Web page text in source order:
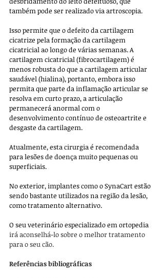
também pode ser realizado via artroscopia.
Isso permite que o defeito da cartilagem
cicatrize pela formação da cartilagem
cicatricial ao longo de várias semanas. A
cartilagem cicatricial (fibrocartilagem) é
menos robusta do que a cartilagem articular
saudável (hialina), portanto, embora isso
permita que parte da inflamação articular se
resolva em curto prazo, a articulação
permanecerá anormal com o
desenvolvimento contínuo de osteoartrite e
desgaste da cartilagem.
Atualmente, esta cirurgia é recomendada
para lesões de doença muito pequenas ou
superficiais.
No exterior, implantes como o SynaCart estão
sendo bastante utilizados na região da lesão,
como tratamento alternativo.
O seu veterinário especializado em ortopedia
irá aconselhá-lo sobre o melhor tratamento
para o seu cão.
Referências bibliográficas